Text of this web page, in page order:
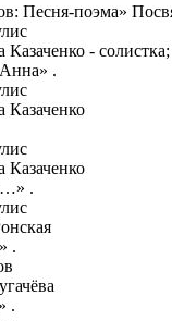
Песня-поэма»
-
.
.
.
.